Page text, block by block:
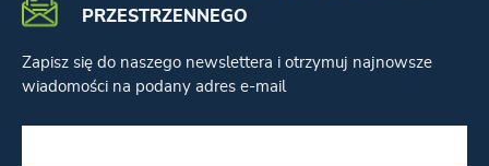
PRZESTRZENNEGO
Zapisz się do naszego newslettera i otrzymuj najnowsze
wiadomości na podany adres e-mail